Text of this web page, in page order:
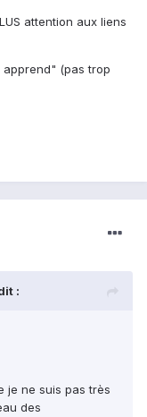
attention aux liens
(pas trop
:
je ne suis pas très
des